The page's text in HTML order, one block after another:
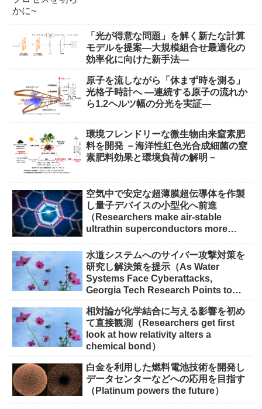
「光が得意な問題」を解く新たな計算
モデルを提案―大規模組合せ最適化の
効率化に向けた新手法―
原子を流しながら「休まず時を測る」
光格子時計へ ―連続する原子の流れか
ら1.2ヘルツ幅の分光を実証―
環境フレンドリーな微生物由来窒素肥
料を開発 －海洋性紅色光合成細菌の窒
素肥料効果と環境負荷の解明－
空気中で安定な超薄膜超伝導体を作製
し量子デバイスの小型化へ前進
（Researchers make air-stable
ultrathin superconductors more
水道システムへのサイバー攻撃対策を
研究し解決策を提示（As Water
Systems Face Cyberattacks,
Georgia Tech Research Points to
相対論が化学結合に与える影響を初め
て直接観測（Researchers get first
look at how relativity alters a
chemical bond）
白金を利用した燃料電池技術を開発し
データセンターなどへの応用を目指す
（Platinum powers the future）